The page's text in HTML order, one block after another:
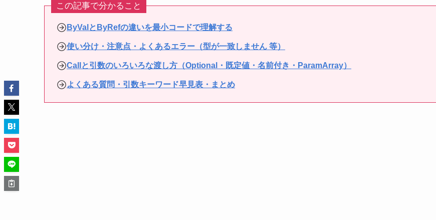
この記事で分かること
ByValとByRefの違いを最小コードで理解する
使い分け・注意点・よくあるエラー（型が一致しません 等）
Callと引数のいろいろな渡し方（Optional・既定値・名前付き・ParamArray）
よくある質問・引数キーワード早見表・まとめ